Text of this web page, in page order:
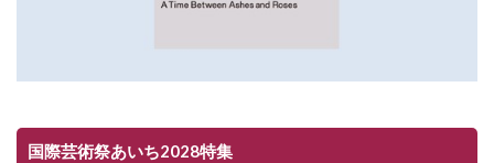
国際芸術祭あいち2028特集